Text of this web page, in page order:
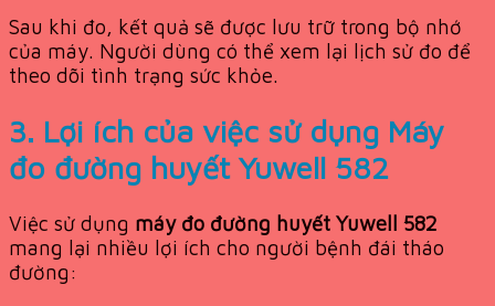
Sau khi đo, kết quả sẽ được lưu trữ trong bộ nhớ
của máy. Người dùng có thể xem lại lịch sử đo để
theo dõi tình trạng sức khỏe.
3. Lợi ích của việc sử dụng Máy
đo đường huyết Yuwell 582
Việc sử dụng máy đo đường huyết Yuwell 582
mang lại nhiều lợi ích cho người bệnh đái tháo
đường: